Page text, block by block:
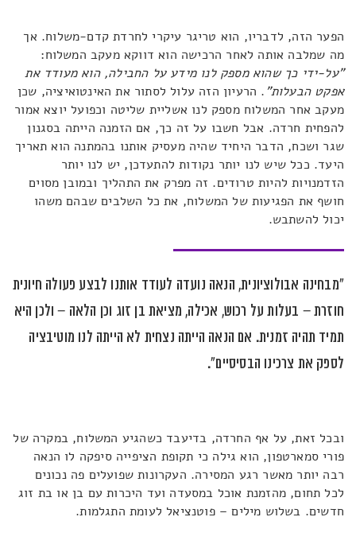
הפער הזה, לדבריו, הוא טריגר עיקרי לחרדת קדם-משלוח. אך
מה שמלבה אותה לאחר הרכישה הוא דווקא מעקב המשלוח:
"על-ידי כך שהוא מספק לנו מידע על החבילה, הוא מעודד את
אפקט הבעלות". הרעיון הזה עלול לסתור את האינטואיציה, שכן
מעקב אחר המשלוח מספק לנו אשליית שליטה וכפועל יוצא אמור
להפחית חרדה. אבל חשבו על זה כך, אם הזמנה הייתה בסגנון
שגר ושכח, הדבר היחיד שהיה מעסיק אותנו בהמתנה הוא תאריך
היעד. ככל שיש לנו יותר נקודות להתעדכן, יש לנו יותר
הזדמנויות להיות טרודים. זה מפרק את התהליך ובמובן מסוים
חושף את הפגיעות של המשלוח, את כל השלבים שבהם משהו
יכול להשתבש.
"מבחינה אבולוציונית, הנאה נועדה לעודד אותנו לבצע פעולה חיונית
חוזרת – בעלות על רכוש, אכילה, מציאת בן זוג וכן הלאה – ולכן היא
תמיד תהיה זמנית. אם הנאה הייתה נצחית לא הייתה לנו מוטיבציה
לספק את צרכינו הבסיסיים".
ובכל זאת, על אף החרדה, בדיעבד כשהגיע המשלוח, במקרה של
פורי סמארטפון, הוא גילה כי תקופת הציפייה סיפקה לו הנאה
רבה יותר מאשר רגע המסירה. העקרונות שפועלים פה נכונים
לכל תחום, מהזמנת אוכל במסעדה ועד היכרות עם בן או בת זוג
חדשים. בשלוש מילים – פוטנציאל לעומת התגלמות.